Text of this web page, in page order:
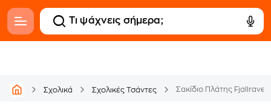
Σχολικά Σχολικές Τσάντες Σακίδιο Πλάτης